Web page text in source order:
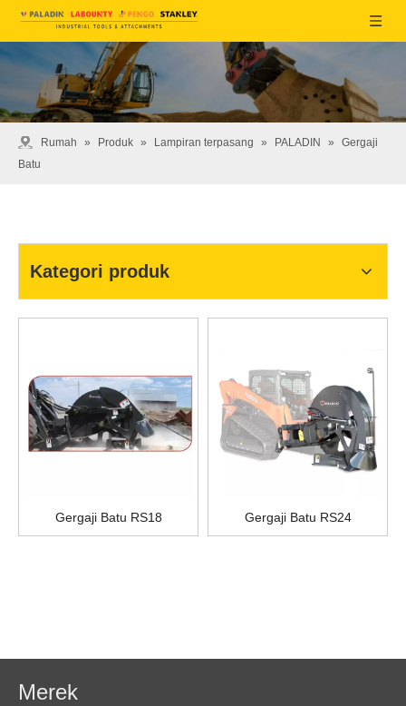
Rumah » Produk » Lampiran terpasang » PALADIN »
Gergaji
Batu
Kategori produk
Gergaji Batu RS18 Gergaji Batu RS24
Merek